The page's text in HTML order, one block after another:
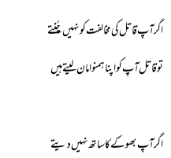
اگر آپ قاتل کی مخالفت کو نہیں چُنتے
تو قاتل آپ کو اپنا ہمنوا مان لیتے ہیں
اگر آپ بھوکے کا ساتھ نہیں دیتے